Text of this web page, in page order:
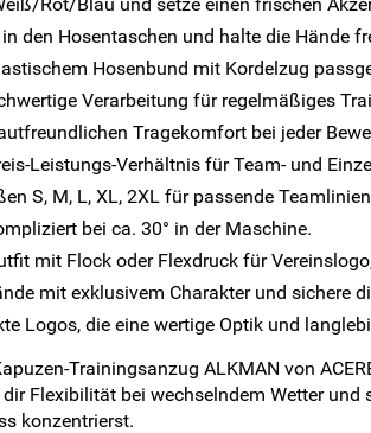
den Hosentaschen und halte die Hände
Hosenbund mit Kordelzug
Verarbeitung für regelmäßiges
Tragekomfort bei jeder
Leistungs-Verhältnis für Team- und
S, M, L, XL, 2XL für passende
bei ca. 30° in der Maschine.
mit Flock oder Flexdruck für
mit exklusivem Charakter und sichere
Logos, die eine wertige Optik und
Trainingsanzug ALKMAN von
Flexibilität bei wechselndem Wetter
konzentrierst.